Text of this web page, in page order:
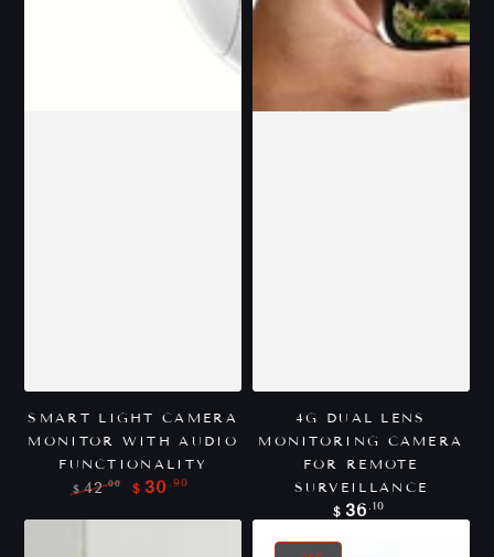
SMART LIGHT CAMERA
MONITOR WITH AUDIO
FUNCTIONALITY
regular
$ 42.00
de
$ 30 .90
4G DUAL LENS
MONITORING CAMERA
FOR REMOTE
SURVEILLANCE
Precio
regular
$ 36 .10